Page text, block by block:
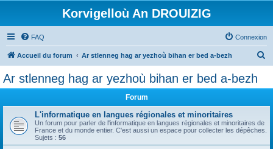
Korvigelloù An DROUIZIG
FAQ Connexion
Accueil du forum Ar stlenneg hag ar yezhoù bihan er bed a-bezh
Ar stlenneg hag ar yezhoù bihan er bed a-bezh
Forum
L'informatique en langues régionales et minoritaires
Un forum pour parler de l'informatique en langues régionales et minoritaires de
France et du monde entier. C'est aussi un espace pour collecter les dépêches.
Sujets : 56